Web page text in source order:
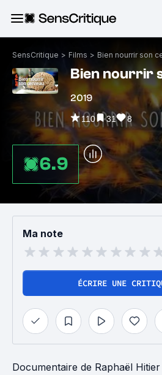
SensCritique > Films > Bien nourrir son
Bien nourrir
2019
110 31 8
6.9
Ma note
ÉCRIRE UNE
Documentaire de Raphaël Hitier